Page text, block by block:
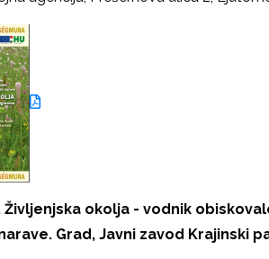
Življenjska okolja - vodnik
Grad, Javni zavod Krajinski